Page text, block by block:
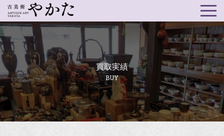
買取実績
BUY